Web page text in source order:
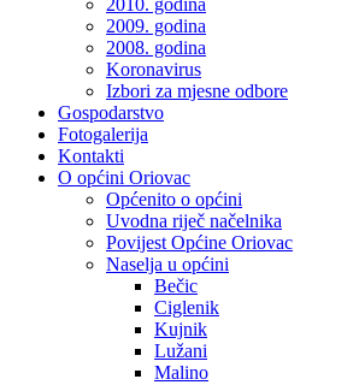
2010. godina
2009. godina
2008. godina
Koronavirus
Izbori za mjesne odbore
Gospodarstvo
Fotogalerija
Kontakti
O općini Oriovac
Općenito o općini
Uvodna riječ načelnika
Povijest Općine Oriovac
Naselja u općini
Bečic
Ciglenik
Kujnik
Lužani
Malino